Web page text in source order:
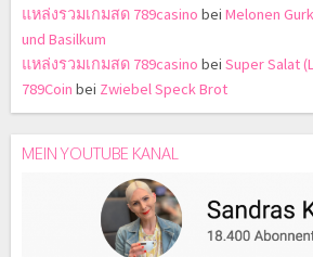
แหล่งรวมเกมสด 789casino bei Melonen
und Basilkum
แหล่งรวมเกมสด 789casino bei Super Salat
789Coin bei Zwiebel Speck Brot
MEIN YOUTUBE KANAL